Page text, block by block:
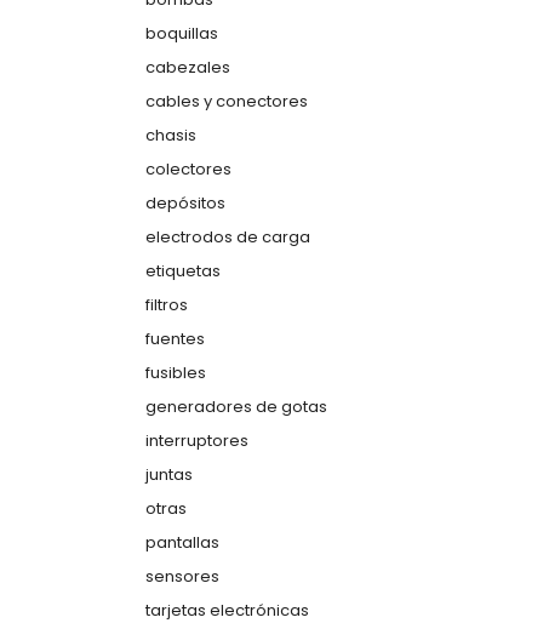
boquillas
cabezales
cables y conectores
chasis
colectores
depósitos
electrodos de carga
etiquetas
filtros
fuentes
fusibles
generadores de gotas
interruptores
juntas
otras
pantallas
sensores
tarjetas electrónicas